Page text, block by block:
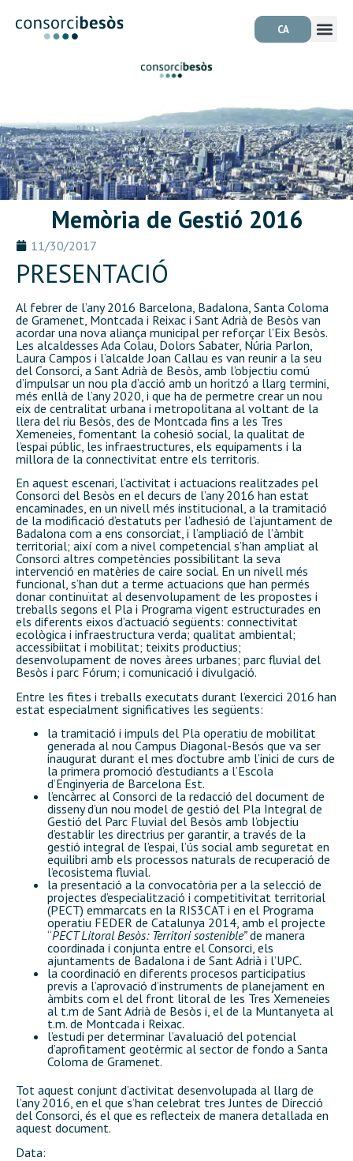
CA
Memòria de Gestió 2016
11/30/2017
PRESENTACIÓ
Al febrer de l’any 2016 Barcelona, Badalona, Santa Coloma
de Gramenet, Montcada i Reixac i Sant Adrià de Besòs van
acordar una nova aliança municipal per reforçar l’Eix Besòs.
Les alcaldesses Ada Colau, Dolors Sabater, Núria Parlon,
Laura Campos i l’alcalde Joan Callau es van reunir a la seu
del Consorci, a Sant Adrià de Besòs, amb l’objectiu comú
d’impulsar un nou pla d’acció amb un horitzó a llarg termini,
més enllà de l’any 2020, i que ha de permetre crear un nou
eix de centralitat urbana i metropolitana al voltant de la
llera del riu Besòs, des de Montcada fins a les Tres
Xemeneies, fomentant la cohesió social, la qualitat de
l’espai públic, les infraestructures, els equipaments i la
millora de la connectivitat entre els territoris.
En aquest escenari, l’activitat i actuacions realitzades pel
Consorci del Besòs en el decurs de l’any 2016 han estat
encaminades, en un nivell més institucional, a la tramitació
de la modificació d’estatuts per l’adhesió de l’ajuntament de
Badalona com a ens consorciat, i l’ampliació de l’àmbit
territorial; així com a nivel competencial s’han ampliat al
Consorci altres competències possibilitant la seva
intervenció en matèries de caire social. En un nivell més
funcional, s’han dut a terme actuacions que han permés
donar continuïtat al desenvolupament de les propostes i
treballs segons el Pla i Programa vigent estructurades en
els diferents eixos d’actuació següents: connectivitat
ecològica i infraestructura verda; qualitat ambiental;
accessibiitat i mobilitat; teixits productius;
desenvolupament de noves àrees urbanes; parc fluvial del
Besòs i parc Fórum; i comunicació i divulgació.
Entre les fites i treballs executats durant l’exercici 2016 han
estat especialment significatives les següents:
la tramitació i impuls del Pla operatiu de mobilitat
generada al nou Campus Diagonal-Besós que va ser
inaugurat durant el mes d’octubre amb l’inici de curs de
la primera promoció d’estudiants a l’Escola
d’Enginyeria de Barcelona Est.
l’encàrrec al Consorci de la redacció del document de
disseny d’un nou model de gestió del Pla Integral de
Gestió del Parc Fluvial del Besòs amb l’objectiu
d’establir les directrius per garantir, a través de la
gestió integral de l’espai, l’ús social amb seguretat en
equilibri amb els processos naturals de recuperació de
l’ecosistema fluvial.
la presentació a la convocatòria per a la selecció de
projectes d’especialització i competitivitat territorial
(PECT) emmarcats en la RIS3CAT i en el Programa
operatiu FEDER de Catalunya 2014, amb el projecte
“PECT Litoral Besòs: Territori sostenible”de manera
coordinada i conjunta entre el Consorci, els
ajuntaments de Badalona i de Sant Adrià i l’UPC.
la coordinació en diferents procesos participatius
previs a l’aprovació d’instruments de planejament en
àmbits com el del front litoral de les Tres Xemeneies
al t.m de Sant Adrià de Besòs i, el de la Muntanyeta al
t.m. de Montcada i Reixac.
l’estudi per determinar l’avaluació del potencial
d’aprofitament geotèrmic al sector de fondo a Santa
Coloma de Gramenet.
Tot aquest conjunt d’activitat desenvolupada al llarg de
l’any 2016, en el que s’han celebrat tres Juntes de Direcció
del Consorci, és el que es reflecteix de manera detallada en
aquest document.
Data: